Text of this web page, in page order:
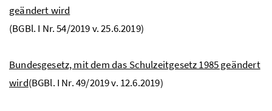
geändert wird
(BGBl. I Nr. 54/2019 v. 25.6.2019)
Bundesgesetz, mit dem das Schulzeitgesetz 1985 geändert
wird(BGBl. I Nr. 49/2019 v. 12.6.2019)